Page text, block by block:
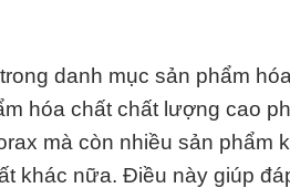
danh mục sản phẩm
hóa chất chất lượng cao
mà còn nhiều sản phẩm
khác nữa. Điều này giúp